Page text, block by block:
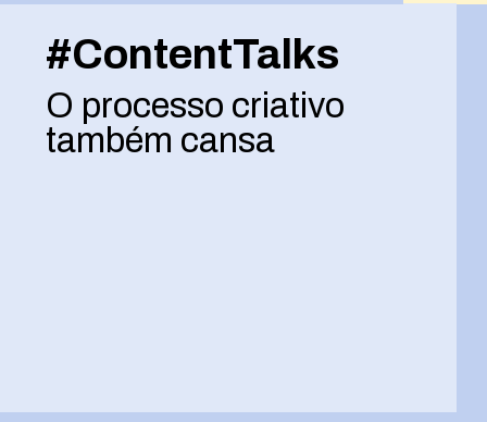
#ContentTalks
O processo criativo
também cansa